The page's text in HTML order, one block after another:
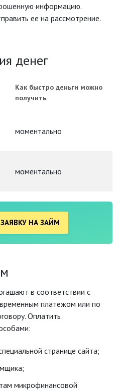
информацию.
ее на рассмотрение.
денег
Как быстро деньги можно
получить
моментально
моментально
НА ЗАЙМ
в соответствии с
платежом или по
Оплатить
странице сайта;
микрофинансовой